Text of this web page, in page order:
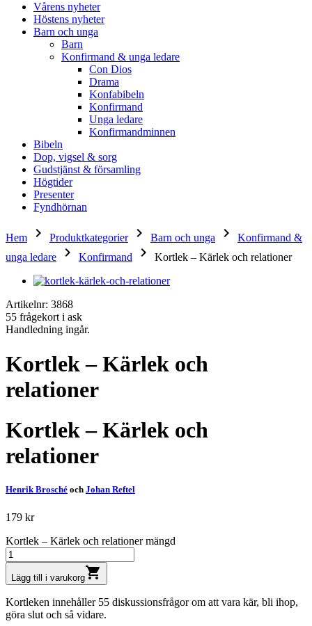
Vårens nyheter
Höstens nyheter
Barn och unga
Barn
Konfirmand & unga ledare
Con Dios
Drama
Konfabibeln
Konfirmand
Unga ledare
Konfirmandminnen
Bibeln
Dop, vigsel & sorg
Gudstjänst & församling
Högtider
Presenter
Fyndhörnan
Hem keyboard_arrow_right Produktkategorier keyboard_arrow_right Barn och unga keyboard_arrow_right
Konfirmand &
unga ledare
keyboard_arrow_right Konfirmand keyboard_arrow_right Kortlek – Kärlek och relationer
Artikelnr: 3868
55 frågekort i ask
Handledning ingår.
Kortlek – Kärlek och
relationer
Kortlek – Kärlek och
relationer
Henrik Brosché och Johan Reftel
179 kr
Kortlek – Kärlek och relationer mängd
Lägg till i varukorgshopping_cart
Kortleken innehåller 55 diskussionsfrågor om att vara kär, bli ihop,
göra slut och så vidare.